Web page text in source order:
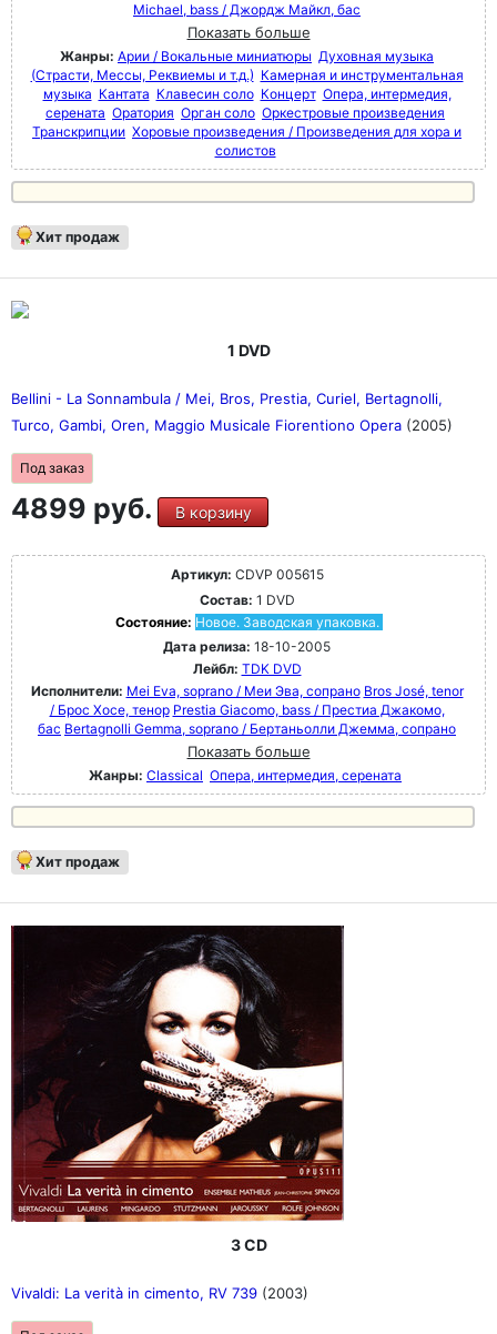
Michael, bass / Джордж Майкл, бас
Показать больше
Жанры: Арии / Вокальные миниатюры Духовная музыка
(Страсти, Мессы, Реквиемы и т.д.) Камерная и инструментальная
музыка Кантата Клавесин соло Концерт Опера, интермедия,
серената Оратория Орган соло Оркестровые произведения
Транскрипции Хоровые произведения / Произведения для хора и
солистов
Хит продаж
1 DVD
Bellini - La Sonnambula / Mei, Bros, Prestia, Curiel, Bertagnolli,
Turco, Gambi, Oren, Maggio Musicale Fiorentiono Opera (2005)
Под заказ
4899 руб. В корзину
Артикул: CDVP 005615
Состав: 1 DVD
Состояние: Новое. Заводская упаковка.
Дата релиза: 18-10-2005
Лейбл: TDK DVD
Исполнители: Mei Eva, soprano / Меи Эва, сопрано Bros José, tenor
/ Брос Хосе, тенор Prestia Giacomo, bass / Престиа Джакомо,
бас Bertagnolli Gemma, soprano / Бертаньолли Джемма, сопрано
Показать больше
Жанры: Classical Опера, интермедия, серената
Хит продаж
3 CD
Vivaldi: La verità in cimento, RV 739 (2003)